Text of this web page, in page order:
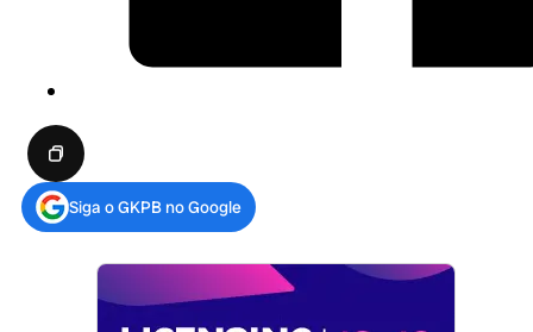
Siga o GKPB no Google